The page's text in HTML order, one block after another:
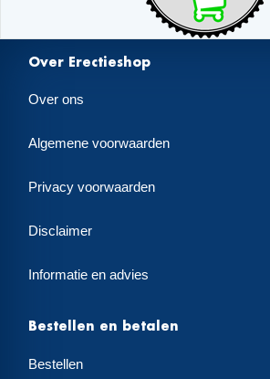
Over Erectieshop
Over ons
Algemene voorwaarden
Privacy voorwaarden
Disclaimer
Informatie en advies
Bestellen en betalen
Bestellen